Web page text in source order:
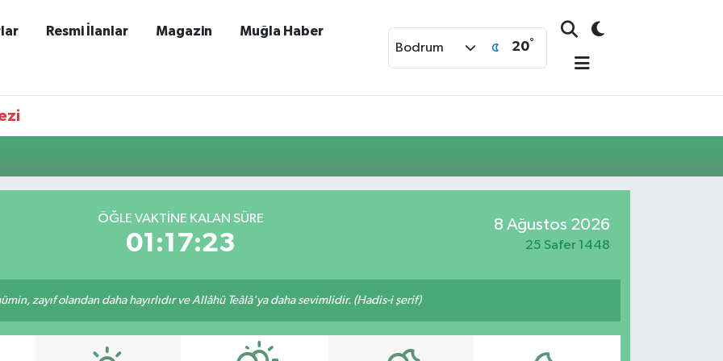
Resmi İlanlar Magazin Muğla Haber
Bodrum 20°
ÖĞLE VAKTINE KALAN SÜRE
01:17:23
8 Ağustos 2026
25 Safer 1448
zayıf olandan daha hayırlıdır ve Allâhü Teâlâ'ya daha sevimlidir. (Hadis-i şerif)